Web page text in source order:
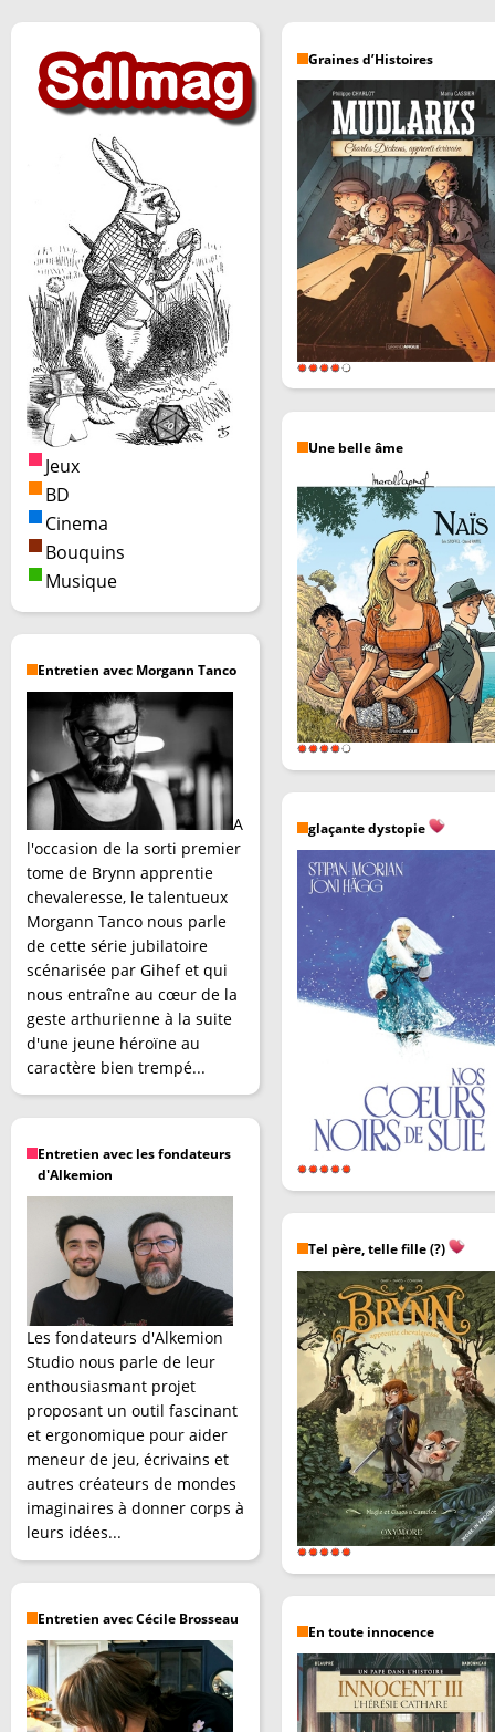
Jeux
BD
Cinema
Bouquins
Musique
Entretien avec Morgann Tanco
A
l'occasion de la sorti premier
tome de Brynn apprentie
chevaleresse, le talentueux
Morgann Tanco nous parle
de cette série jubilatoire
scénarisée par Gihef et qui
nous entraîne au cœur de la
geste arthurienne à la suite
d'une jeune héroïne au
caractère bien trempé...
Entretien avec les fondateurs
d'Alkemion
Les fondateurs d'Alkemion
Studio nous parle de leur
enthousiasmant projet
proposant un outil fascinant
et ergonomique pour aider
meneur de jeu, écrivains et
autres créateurs de mondes
imaginaires à donner corps à
leurs idées...
Entretien avec Cécile Brosseau
Graines d’Histoires
Une belle âme
glaçante dystopie
Tel père, telle fille (?)
En toute innocence